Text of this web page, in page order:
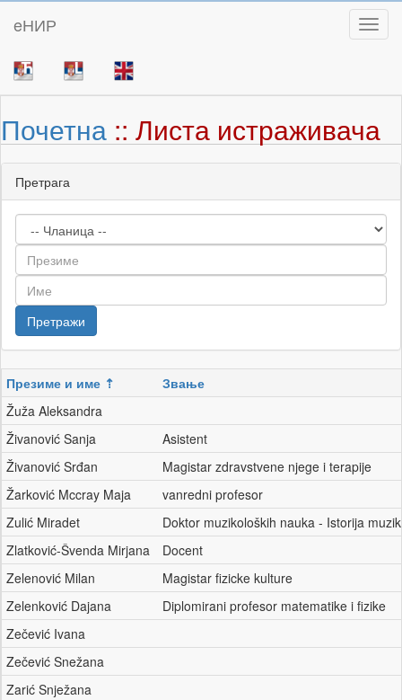
eНИР
Почетна :: Листа истраживача
Претрага
Презиме и име
Звање
Žuža Aleksandra
Živanović Sanja
Asistent
Živanović Srđan
Magistar zdravstvene njege i terapije
Žarković Mccray Maja
vanredni profesor
Zulić Miradet
Doktor muzikoloških nauka - Istorija
Zlatković-Švenda Mirjana
Docent
Zelenović Milan
Magistar fizicke kulture
Zelenković Dajana
Diplomirani profesor matematike i fizike
Zečević Ivana
Zečević Snežana
Zarić Snježana